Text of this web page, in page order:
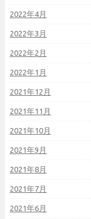
2022年4月
2022年3月
2022年2月
2022年1月
2021年12月
2021年11月
2021年10月
2021年9月
2021年8月
2021年7月
2021年6月